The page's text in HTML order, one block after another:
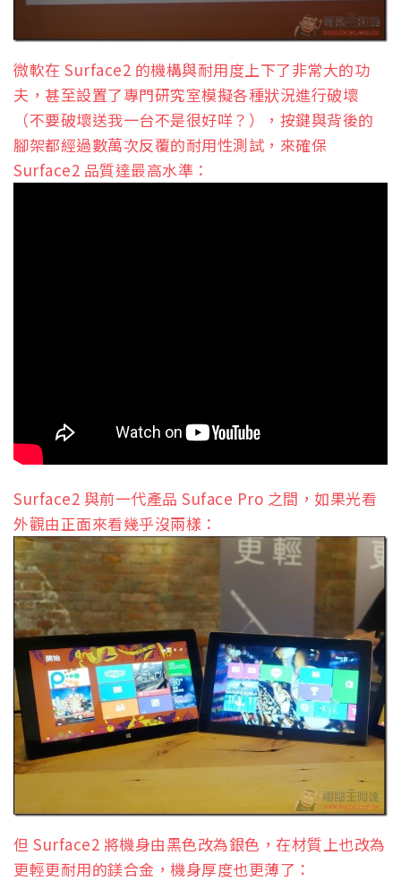
微軟在 Surface2 的機構與耐用度上下了非常大的功
夫，甚至設置了專門研究室模擬各種狀況進行破壞
（不要破壞送我一台不是很好咩？），按鍵與背後的
腳架都經過數萬次反覆的耐用性測試，來確保
Surface2 品質達最高水準：
Surface2 與前一代產品 Suface Pro 之間，如果光看
外觀由正面來看幾乎沒兩樣：
但 Surface2 將機身由黑色改為銀色，在材質上也改為
更輕更耐用的鎂合金，機身厚度也更薄了：